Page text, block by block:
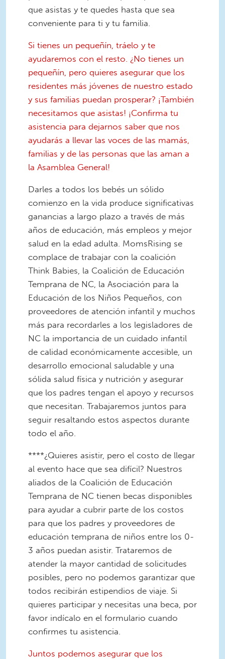
que asistas y te quedes hasta que sea
conveniente para ti y tu familia.
Si tienes un pequeñín, tráelo y te
ayudaremos con el resto. ¿No tienes un
pequeñín, pero quieres asegurar que los
residentes más jóvenes de nuestro estado
y sus familias puedan prosperar? ¡También
necesitamos que asistas! ¡Confirma tu
asistencia para dejarnos saber que nos
ayudarás a llevar las voces de las mamás,
familias y de las personas que las aman a
la Asamblea General!
Darles a todos los bebés un sólido
comienzo en la vida produce significativas
ganancias a largo plazo a través de más
años de educación, más empleos y mejor
salud en la edad adulta. MomsRising se
complace de trabajar con la coalición
Think Babies, la Coalición de Educación
Temprana de NC, la Asociación para la
Educación de los Niños Pequeños, con
proveedores de atención infantil y muchos
más para recordarles a los legisladores de
NC la importancia de un cuidado infantil
de calidad económicamente accesible, un
desarrollo emocional saludable y una
sólida salud física y nutrición y asegurar
que los padres tengan el apoyo y recursos
que necesitan. Trabajaremos juntos para
seguir resaltando estos aspectos durante
todo el año.
****¿Quieres asistir, pero el costo de llegar
al evento hace que sea difícil? Nuestros
aliados de la Coalición de Educación
Temprana de NC tienen becas disponibles
para ayudar a cubrir parte de los costos
para que los padres y proveedores de
educación temprana de niños entre los 0-
3 años puedan asistir. Trataremos de
atender la mayor cantidad de solicitudes
posibles, pero no podemos garantizar que
todos recibirán estipendios de viaje. Si
quieres participar y necesitas una beca, por
favor indícalo en el formulario cuando
confirmes tu asistencia.
Juntos podemos asegurar que los